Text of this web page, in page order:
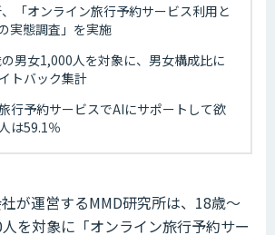
「オンライン旅行予約サービス利用と
実態調査」を実施
男女1,000人を対象に、男女構成比に
トバック集計
行予約サービスでAIにサポートして欲
は59.1％
が運営するMMD研究所は、18歳～
を対象に「オンライン旅行予約サー